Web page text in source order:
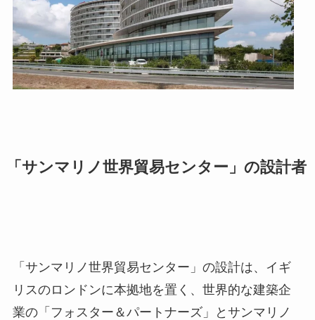
「サンマリノ世界貿易センター」の設計者
「サンマリノ世界貿易センター」の設計は、イギ
リスのロンドンに本拠地を置く、世界的な建築企
業の「フォスター＆パートナーズ」とサンマリノ